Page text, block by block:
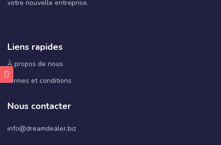
votre nouvelle entreprise.
Liens rapides
À propos de nous
termes et conditions
Nous contacter
info@dreamdealer.biz